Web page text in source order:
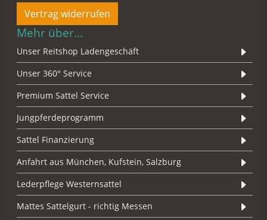
Vertrag widerrufen
Mehr über...
Unser Reitshop Ladengeschäft
Unser 360° Service
Premium Sattel Service
Jungpferdeprogramm
Sattel Finanzierung
Anfahrt aus München, Kufstein, Salzburg
Lederpflege Westernsattel
Mattes Sattelgurt - richtig Messen